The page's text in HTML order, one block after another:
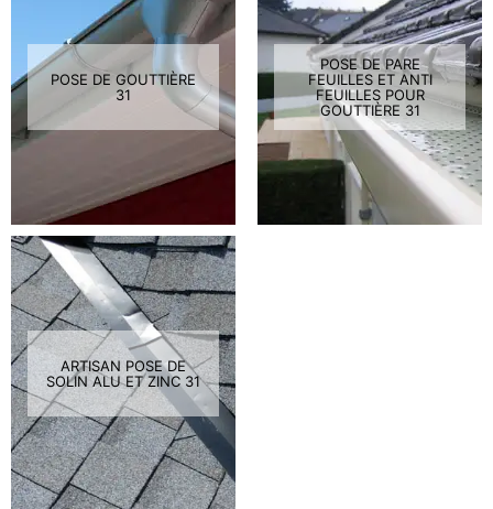
POSE DE GOUTTIÈRE
31
POSE DE PARE
FEUILLES ET ANTI
FEUILLES POUR
GOUTTIÈRE 31
ARTISAN POSE DE
SOLIN ALU ET ZINC 31